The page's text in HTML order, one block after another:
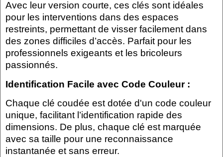
Avec leur version courte, ces clés sont idéales
pour les interventions dans des espaces
restreints, permettant de visser facilement dans
des zones difficiles d’accès. Parfait pour les
professionnels exigeants et les bricoleurs
passionnés.
Identification Facile avec Code Couleur :
Chaque clé coudée est dotée d'un code couleur
unique, facilitant l’identification rapide des
dimensions. De plus, chaque clé est marquée
avec sa taille pour une reconnaissance
instantanée et sans erreur.